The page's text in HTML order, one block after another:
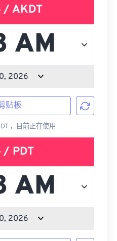
/ AKDT
贴板
，目前正在使用
/ PDT